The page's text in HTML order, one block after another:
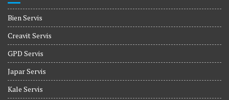
Bien Servis
Creavit Servis
GPD Servis
Japar Servis
Kale Servis